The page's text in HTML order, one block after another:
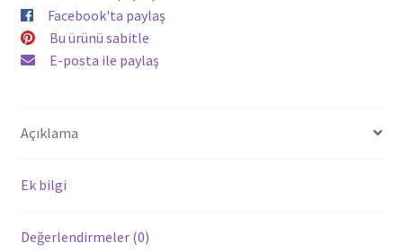
Facebook'ta paylaş
Bu ürünü sabitle
E-posta ile paylaş
Açıklama
Ek bilgi
Değerlendirmeler (0)